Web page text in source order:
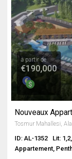
à partir de
€190,000
ID: AL-1352 Lit:
Appartement,